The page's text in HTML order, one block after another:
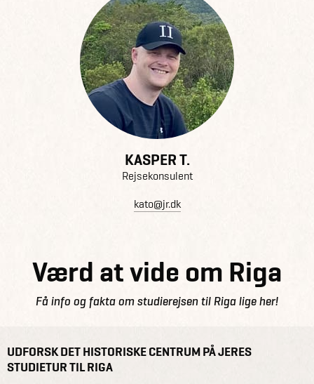
KASPER T.
Rejsekonsulent
kato@jr.dk
Værd at vide om Riga
Få info og fakta om studierejsen til Riga lige her!
UDFORSK DET HISTORISKE CENTRUM PÅ JERES
STUDIETUR TIL RIGA